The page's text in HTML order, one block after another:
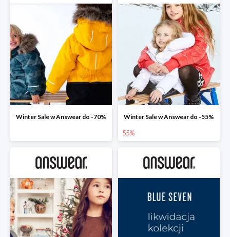
Winter Sale w Answear do -70% Winter Sale w Answear do -55%
55%